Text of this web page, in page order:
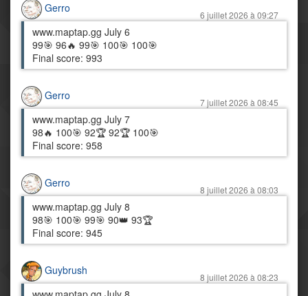
Gerro
6 juillet 2026 à 09:27
www.maptap.gg July 6
99🎯 96🔥 99🎯 100🎯 100🎯
Final score: 993
Gerro
7 juillet 2026 à 08:45
www.maptap.gg July 7
98🔥 100🎯 92🏆 92🏆 100🎯
Final score: 958
Gerro
8 juillet 2026 à 08:03
www.maptap.gg July 8
98🎯 100🎯 99🎯 90👑 93🏆
Final score: 945
Guybrush
8 juillet 2026 à 08:23